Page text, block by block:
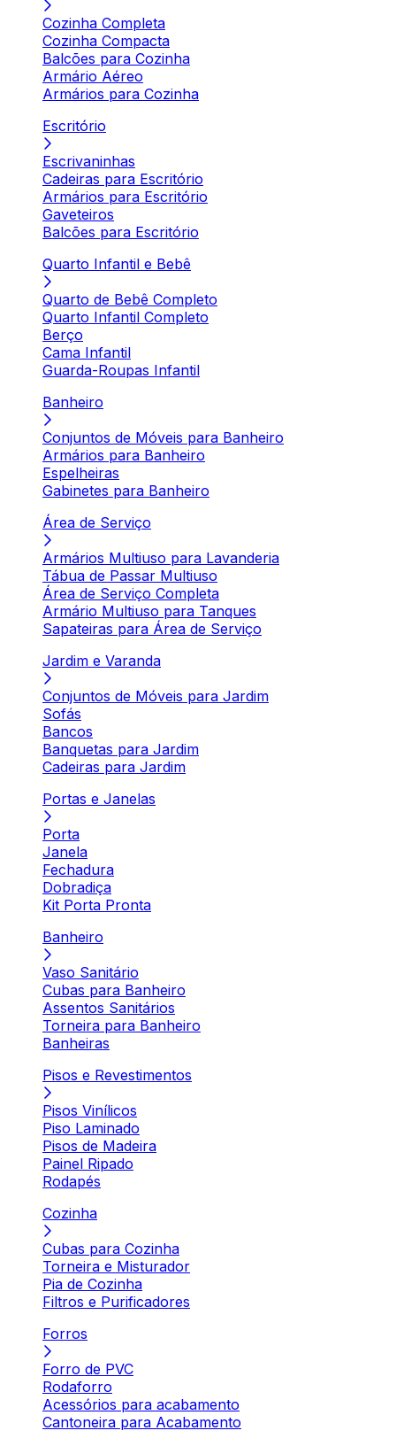
Cozinha Completa
Cozinha Compacta
Balcões para Cozinha
Armário Aéreo
Armários para Cozinha
Escritório
Escrivaninhas
Cadeiras para Escritório
Armários para Escritório
Gaveteiros
Balcões para Escritório
Quarto Infantil e Bebê
Quarto de Bebê Completo
Quarto Infantil Completo
Berço
Cama Infantil
Guarda-Roupas Infantil
Banheiro
Conjuntos de Móveis para Banheiro
Armários para Banheiro
Espelheiras
Gabinetes para Banheiro
Área de Serviço
Armários Multiuso para Lavanderia
Tábua de Passar Multiuso
Área de Serviço Completa
Armário Multiuso para Tanques
Sapateiras para Área de Serviço
Jardim e Varanda
Conjuntos de Móveis para Jardim
Sofás
Bancos
Banquetas para Jardim
Cadeiras para Jardim
Portas e Janelas
Porta
Janela
Fechadura
Dobradiça
Kit Porta Pronta
Banheiro
Vaso Sanitário
Cubas para Banheiro
Assentos Sanitários
Torneira para Banheiro
Banheiras
Pisos e Revestimentos
Pisos Vinílicos
Piso Laminado
Pisos de Madeira
Painel Ripado
Rodapés
Cozinha
Cubas para Cozinha
Torneira e Misturador
Pia de Cozinha
Filtros e Purificadores
Forros
Forro de PVC
Rodaforro
Acessórios para acabamento
Cantoneira para Acabamento